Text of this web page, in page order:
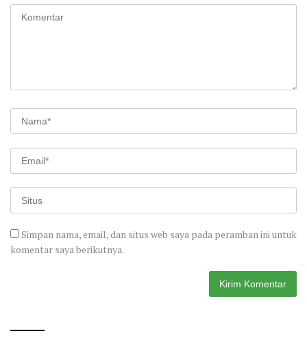
Simpan nama, email, dan situs web saya pada peramban ini untuk
komentar saya berikutnya.